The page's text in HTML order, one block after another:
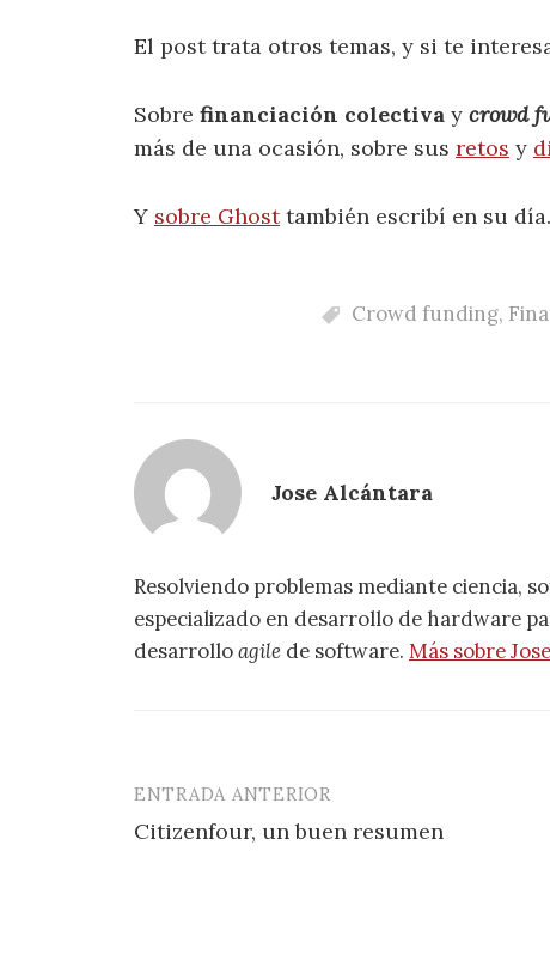
El post trata otros temas, y si te
Sobre financiación colectiva y crowd
más de una ocasión, sobre sus retos y
Y sobre Ghosttambién escribí en su día.
Crowd funding,
Jose Alcántara
Resolviendo problemas mediante ciencia,
especializado en desarrollo de hardware
desarrolloagile de software. Más sobre
Navegación
de
ENTRADA ANTERIOR
Citizenfour, un buen resumen